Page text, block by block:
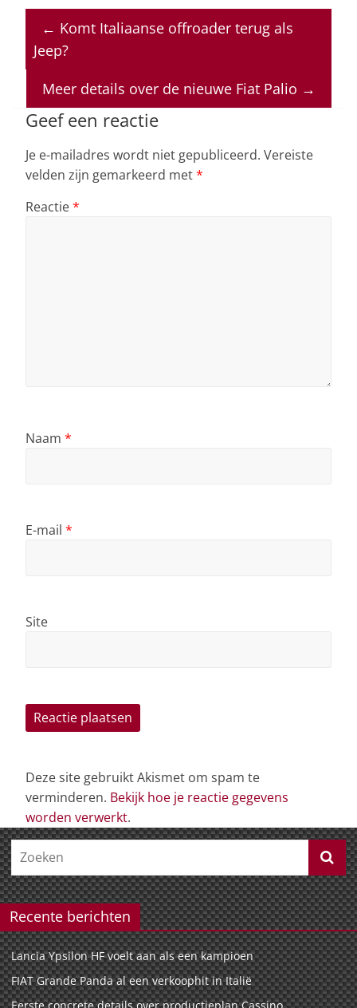
at
s
A
p
p
c
e
o
o
k
k
e
n
re
a
s
ai
l
← Komt Italiaanse offroader terug als
Jeep?
Meer details over de nieuwe Fiat Palio →
Geef een reactie
Je e-mailadres wordt niet gepubliceerd. Vereiste
velden zijn gemarkeerd met*
Reactie*
Naam *
E-mail *
Site
Deze site gebruikt Akismet om spam te
verminderen. Bekijk hoe je reactie gegevens
worden verwerkt.
Recente berichten
Lancia Ypsilon HF voelt aan als een kampioen
FIAT Grande Panda al een verkoophit in Italië
Eerste concrete details over productieplan Cassino